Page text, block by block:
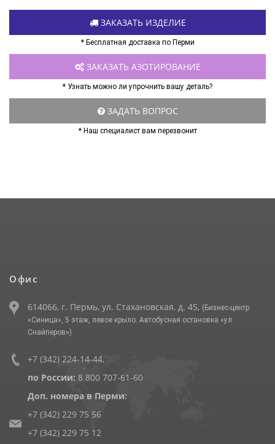
ЗАКАЗАТЬ ИЗДЕЛИЕ
* Бесплатная доставка по Перми
ЗАКАЗАТЬ АЗОТИРОВАНИЕ
* Узнать можно ли упрочнить вашу деталь?
ЗАДАТЬ ВОПРОС
* Наш специалист вам перезвонит
Офис
614066, г. Пермь, ул. Стахановская, д. 45, (Бизнес-центр
«Синица», 5 этаж, левое крыло. Автобусная остановка «ул.
Снайперов»)
+7 (342) 224-14-44,
по России: 8 800 707-61-60
Доп. номера в Перми:
+7 (342) 229 75 56
+7 (342) 229 75 12